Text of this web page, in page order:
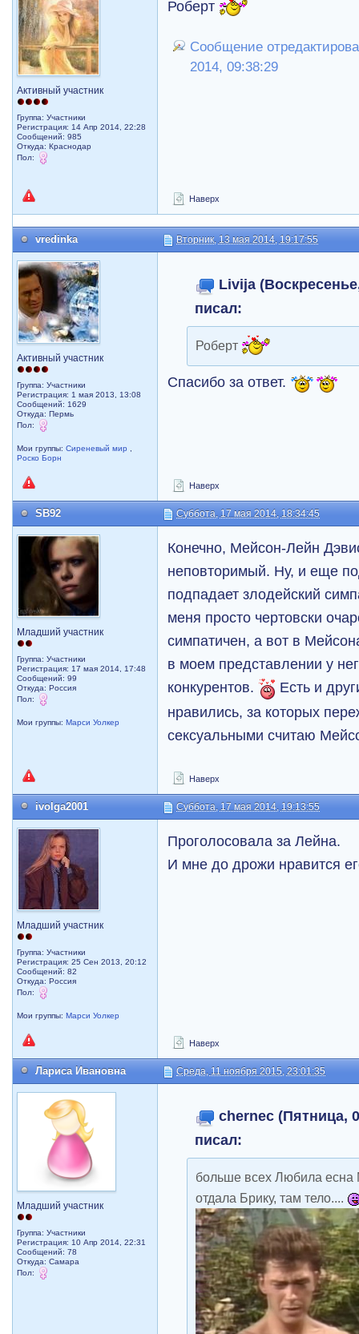
Активный участник
Группа: Участники
Регистрация: 14 Апр 2014, 22:28
Сообщений: 985
Откуда: Краснодар
Пол:
Роберт
Сообщение
2014, 09:38:29
Наверх
vredinka Вторник, 13 мая 2014, 19:17:55
Активный участник
Группа: Участники
Регистрация: 1 мая 2013, 13:08
Сообщений: 1629
Откуда: Пермь
Пол:
Мои группы:Сиреневый мир
Роско Борн
Livija
писал:
Роберт
Спасибо за ответ.
Наверх
SB92 Суббота, 17 мая 2014, 18:34:45
Младший участник
Группа: Участники
Регистрация: 17 мая 2014, 17:48
Сообщений: 99
Откуда: Россия
Пол:
Мои группы:Марси Уолкер
Конечно, Мейсон-Лейн
неповторимый. Ну, и еще
подпадает злодейский
меня просто чертовски
симпатичен, а вот в
в моем представлении у
конкурентов.
Есть и
нравились, за которых
сексуальными считаю
Наверх
ivolga2001 Суббота, 17 мая 2014, 19:13:55
Младший участник
Группа: Участники
Регистрация: 25 Сен 2013, 20:12
Сообщений: 82
Откуда: Россия
Пол:
Мои группы:Марси Уолкер
Проголосовала за Лейна.
И мне до дрожи нравится
Наверх
Лариса Ивановна Среда, 11 ноября 2015, 23:01:35
Младший участник
Группа: Участники
Регистрация: 10 Апр 2014, 22:31
Сообщений: 78
Откуда: Самара
Пол:
chernec (Пятница,
писал:
больше всех Любила есна
отдала Брику, там тело....